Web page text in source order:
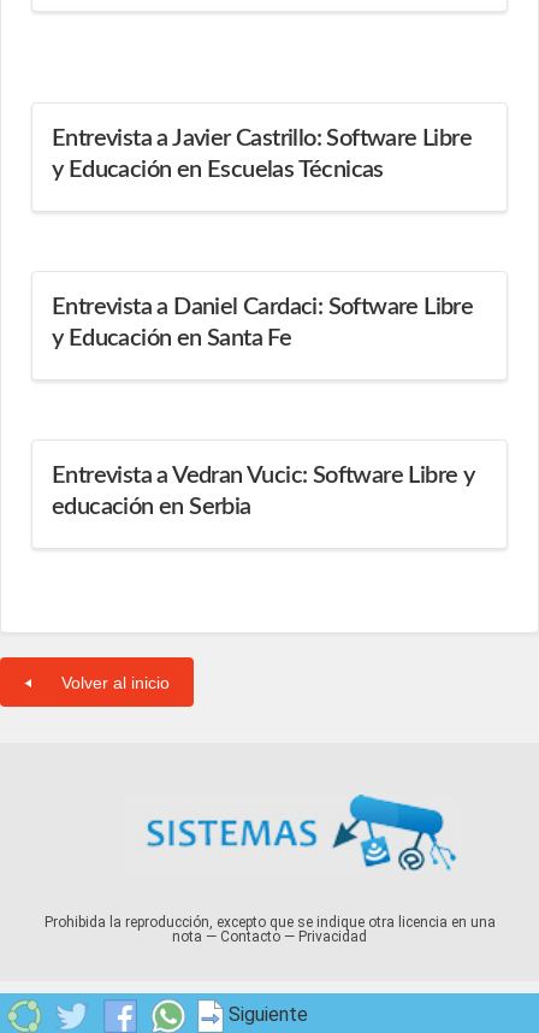
Entrevista a Javier Castrillo: Software Libre
y Educación en Escuelas Técnicas
Entrevista a Daniel Cardaci: Software Libre
y Educación en Santa Fe
Entrevista a Vedran Vucic: Software Libre y
educación en Serbia
Siguiente
Volver al inicio
Prohibida la reproducción, excepto que se indique otra licencia en una
nota — Contacto — Privacidad